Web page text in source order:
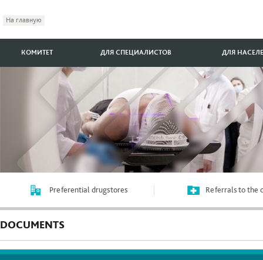
На главную
КОМИТЕТ ДЛЯ СПЕЦИАЛИСТОВ ДЛЯ
Preferential drugstores Referrals to the
DOCUMENTS